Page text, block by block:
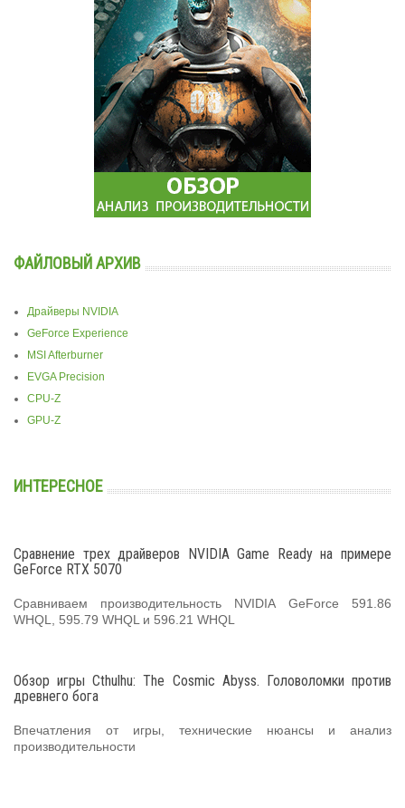
ФАЙЛОВЫЙ АРХИВ
Драйверы NVIDIA
GeForce Experience
MSI Afterburner
EVGA Precision
CPU-Z
GPU-Z
ИНТЕРЕСНОЕ
Сравнение трех драйверов NVIDIA Game Ready на примере
GeForce RTX 5070
Сравниваем производительность NVIDIA GeForce 591.86
WHQL, 595.79 WHQL и 596.21 WHQL
Обзор игры Cthulhu: The Cosmic Abyss. Головоломки против
древнего бога
Впечатления от игры, технические нюансы и анализ
производительности